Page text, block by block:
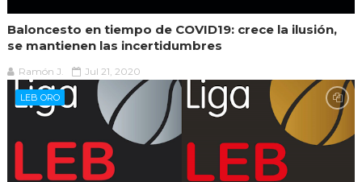
Baloncesto en tiempo de COVID19: crece la ilusión,
se mantienen las incertidumbres
Ramón J. Jul 21, 2020
LEB ORO